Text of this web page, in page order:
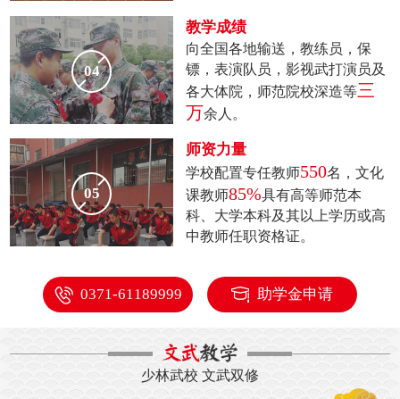
04
教学成绩
向全国各地输送，教练员，保
镖，表演队员，影视武打演员及
各大体院， 师范院校深造等三
万余人。
05
师资力量
学校配置专任教师550名，文化
课教师85%具有高等师范本
科、大学本科及其以上学历或高
中教师任职资格证。
0371-61189999 助学金申请
少林武校 文武双修